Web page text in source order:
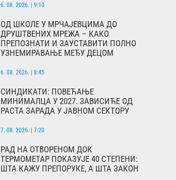
6. 08. 2026. | 9:10
ОД ШКОЛЕ У МРЧАЈЕВЦИМА ДО
ДРУШТВЕНИХ МРЕЖА – КАКО
ПРЕПОЗНАТИ И ЗАУСТАВИТИ ПОЛНО
УЗНЕМИРАВАЊЕ МЕЂУ ДЕЦОМ
6. 08. 2026. | 8:45
СИНДИКАТИ: ПОВЕЋАЊЕ
МИНИМАЛЦА У 2027. ЗАВИСИЋЕ ОД
РАСТА ЗАРАДА У ЈАВНОМ СЕКТОРУ
7. 08. 2026. | 7:20
РАД НА ОТВОРЕНОМ ДОК
ТЕРМОМЕТАР ПОКАЗУЈЕ 40 СТЕПЕНИ:
ШТА КАЖУ ПРЕПОРУКЕ, А ШТА ЗАКОН